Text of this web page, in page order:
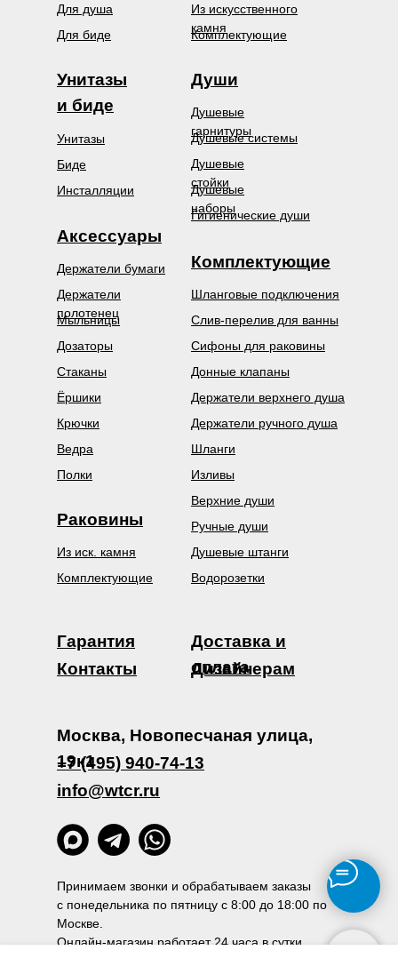
Души
Душевые
гарнитуры
Душевые системы
Гигиенические души
Аксессуары
Держатели бумаги
Держатели
полотенец
Мыльницы
Раковины
Из иск. камня
Комплектующие
Для биде
Для душа
Из искусственного
камня
Комплектующие
Шланговые подключения
Слив-перелив для ванны
Сифоны для раковины
Донные клапаны
Дизайнерам
Доставка и
оплата
Гарантия
Контакты
Душевые
стойки
Душевые
наборы
Дозаторы
Держатели верхнего душа
Комплектующие
Инсталляции
Биде
Унитазы
Унитазы
и биде
Стаканы
Ёршики
Крючки
Ведра
Полки
Держатели ручного душа
Шланги
Изливы
Верхние души
Ручные души
Москва, Новопесчаная улица,
19к1
info@wtcr.ru
+7 (495) 940-74-13
Душевые штанги
Водорозетки
Принимаем звонки и обрабатываем заказы
с понедельника по пятницу с 8:00 до 18:00 по
Москве.
Онлайн-магазин работает 24 часа в сутки.